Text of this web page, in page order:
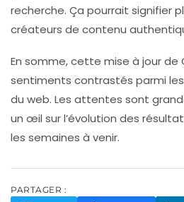
recherche. Ça pourrait signifier
créateurs de contenu
En somme, cette mise à jour de
sentiments contrastés parmi
du web. Les attentes sont
un œil sur l’évolution des
les semaines à venir.
PARTAGER :